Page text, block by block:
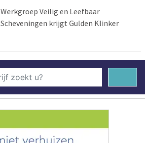
Werkgroep Veilig en Leefbaar
Scheveningen krijgt Gulden Klinker